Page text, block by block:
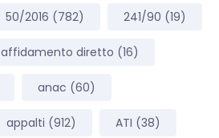
50/2016 (782) 241/90 (19)
affidamento diretto (16)
anac (60)
appalti (912) ATI (38)